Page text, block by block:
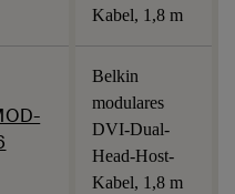
Kabel, 1,8 m
Belkin
modulares
DVI-Dual-
Head-Host-
Kabel, 1,8 m